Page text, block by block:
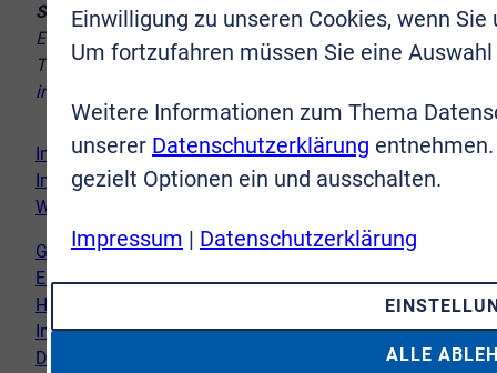
Sie erreichen uns:
Europaplatz 10–12, 53721 Siegburg
Telefon:02241 9998-8
info@vr-immobilien-brs.de
Immobilie verkaufen
Immobilie kaufen
Wir vor Ort
Genderhinweis
Erklärung zur Barrierefreiheit
Hinweispflicht Newsletter
Impressum
Datenschutz
Einwilligung zu unseren Cookies, wenn
Um fortzufahren müssen Sie eine
Weitere Informationen zum Thema
unserer Datenschutzerklärung
gezielt Optionen ein und ausschalten.
Impressum | Datenschutzerklärung
ALLE